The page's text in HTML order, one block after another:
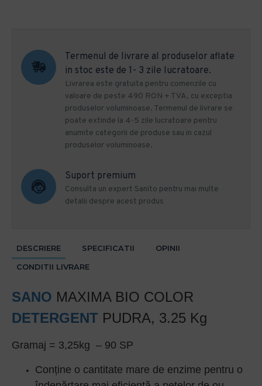
Termenul de livrare al produselor aflate
in stoc este de 1- 3 zile lucratoare.
Livrarea este gratuita pentru comenzile cu
valoare de peste 490 RON + TVA, cu exceptia
produselor voluminoase. Termenul de livrare se
poate extinde la 4-5 zile lucratoare pentru
anumite categorii de produse sau in cazul
produselor voluminoase.
Suport premium
Consulta un expert Sanito pentru mai multe
detalii despre acest produs
DESCRIERE SPECIFICATII
OPINII
CONDITII LIVRARE
SANO MAXIMA BIO COLOR
DETERGENT PUDRA, 3.25 Kg
Gramaj = 3,25kg – 90 SP
Conține o cantitate mare de enzime pentru o